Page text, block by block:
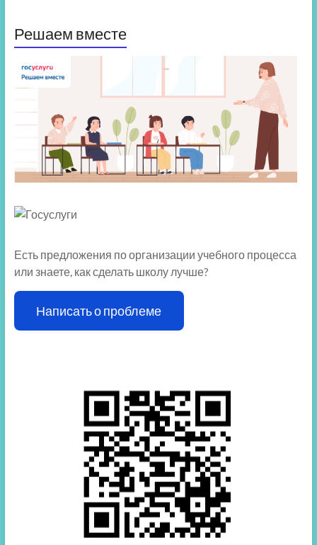
Решаем вместе
Есть предложения по организации учебного процесса
или знаете, как сделать школу лучше?
Написать о проблеме